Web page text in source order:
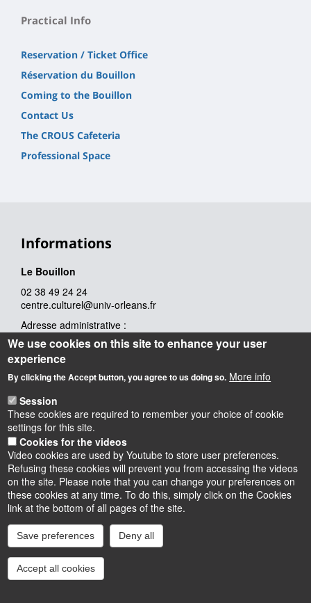
Practical Info
Reservation / Ticket Office
Réservation du Bouillon
Coming to the Bouillon
Contact Us
The CROUS Cafeteria
Professional Space
Informations
Le Bouillon
02 38 49 24 24
centre.culturel@univ-orleans.fr
Adresse administrative :
Rue de Tours
45067 Orléans Cedex 2
Adresse physique :
Parking : accès par la rue Léonard de Vinci puis rue de Saint
Amand
Station Tramway & Bus : Université - Parc Floral
InstagramLinkedInYoutubeTikTok
Accessibilité : partiellement conforme
Cookies
We use cookies on this site to enhance your user
experience
By clicking the Accept button, you agree to us doing so. More info
Session
These cookies are required to remember your choice of cookie
settings for this site.
Cookies for the videos
Video cookies are used by Youtube to store user preferences.
Refusing these cookies will prevent you from accessing the videos
on the site. Please note that you can change your preferences on
these cookies at any time. To do this, simply click on the Cookies
link at the bottom of all pages of the site.
Save preferences Deny all
Accept all cookies